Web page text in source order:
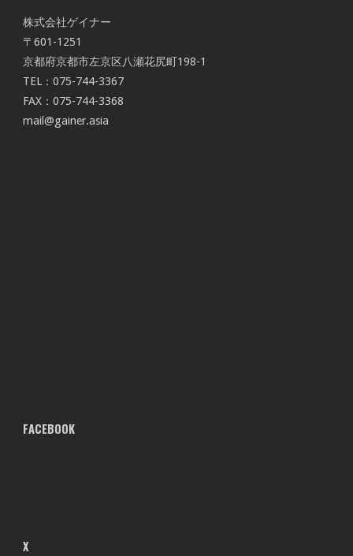
株式会社ゲイナー
〒601-1251
京都府京都市左京区八瀬花尻町198-1
TEL：075-744-3367
FAX：075-744-3368
mail@gainer.asia
FACEBOOK
X